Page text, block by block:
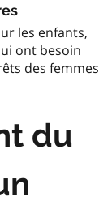
les enfants,
ont besoin
des femmes
du